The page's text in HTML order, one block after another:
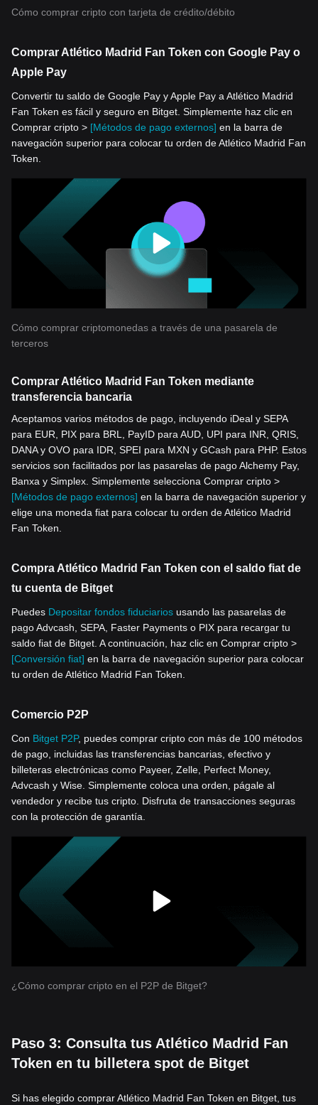
Cómo comprar cripto con tarjeta de crédito/débito
Comprar Atlético Madrid Fan Token con Google Pay o
Apple Pay
Convertir tu saldo de Google Pay y Apple Pay a Atlético Madrid
Fan Token es fácil y seguro en Bitget. Simplemente haz clic en
Comprar cripto > [Métodos de pago externos] en la barra de
navegación superior para colocar tu orden de Atlético Madrid Fan
Token.
Cómo comprar criptomonedas a través de una pasarela de
terceros
Comprar Atlético Madrid Fan Token mediante
transferencia bancaria
Aceptamos varios métodos de pago, incluyendo iDeal y SEPA
para EUR, PIX para BRL, PayID para AUD, UPI para INR, QRIS,
DANA y OVO para IDR, SPEI para MXN y GCash para PHP. Estos
servicios son facilitados por las pasarelas de pago Alchemy Pay,
Banxa y Simplex. Simplemente selecciona Comprar cripto >
[Métodos de pago externos] en la barra de navegación superior y
elige una moneda fiat para colocar tu orden de Atlético Madrid
Fan Token.
Compra Atlético Madrid Fan Token con el saldo fiat de
tu cuenta de Bitget
Puedes Depositar fondos fiduciarios usando las pasarelas de
pago Advcash, SEPA, Faster Payments o PIX para recargar tu
saldo fiat de Bitget. A continuación, haz clic en Comprar cripto >
[Conversión fiat] en la barra de navegación superior para colocar
tu orden de Atlético Madrid Fan Token.
Comercio P2P
Con Bitget P2P, puedes comprar cripto con más de 100 métodos
de pago, incluidas las transferencias bancarias, efectivo y
billeteras electrónicas como Payeer, Zelle, Perfect Money,
Advcash y Wise. Simplemente coloca una orden, págale al
vendedor y recibe tus cripto. Disfruta de transacciones seguras
con la protección de garantía.
¿Cómo comprar cripto en el P2P de Bitget?
Paso 3: Consulta tus Atlético Madrid Fan
Token en tu billetera spot de Bitget
Si has elegido comprar Atlético Madrid Fan Token en Bitget, tus